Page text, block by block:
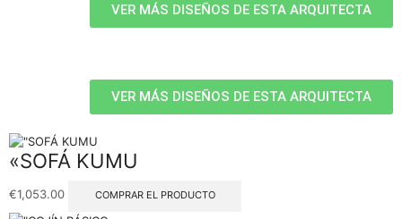
VER MÁS DISEÑOS DE ESTA ARQUITECTA
VER MÁS DISEÑOS DE ESTA ARQUITECTA
«SOFÁ KUMU
€1,053.00 COMPRAR EL PRODUCTO